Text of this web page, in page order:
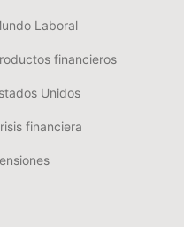
Laboral
financieros
Unidos
financiera